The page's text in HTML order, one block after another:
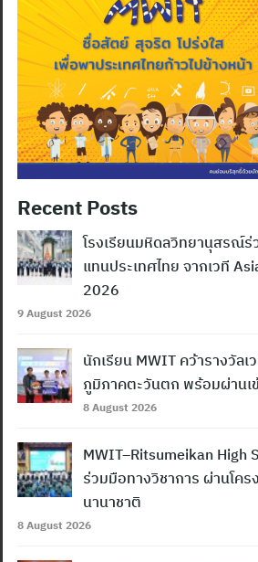
Recent Posts
โรงเรียนมหิดลวิทยานุสรณ์
แทนประเทศไทย จากเวที
2026
9 August 2026
นักเรียน MWIT คว้ารางวัลเ
ภูมิภาคตะวันตก พร้อมผ่านเ
8 August 2026
MWIT–Ritsumeikan High
ร่วมมือทางวิชาการ ผ่านโคร
นานาชาติ
8 August 2026